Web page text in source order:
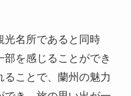
光名所であると同時
を感じることができ
ることで、蘭州の魅力